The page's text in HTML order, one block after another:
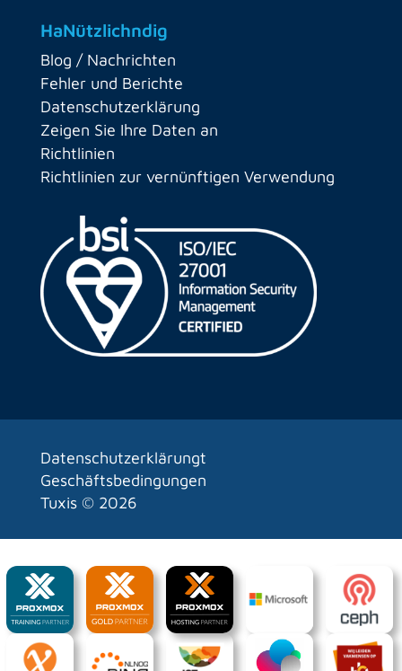
HaNützlichndig
Blog / Nachrichten
Fehler und Berichte
Datenschutzerklärung
Zeigen Sie Ihre Daten an
Richtlinien
Richtlinien zur vernünftigen Verwendung
Datenschutzerklärungt
Geschäftsbedingungen
Tuxis © 2026